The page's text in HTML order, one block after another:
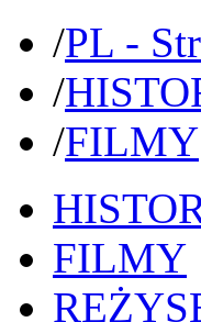
/PL -
/
/FILMY
FILMY